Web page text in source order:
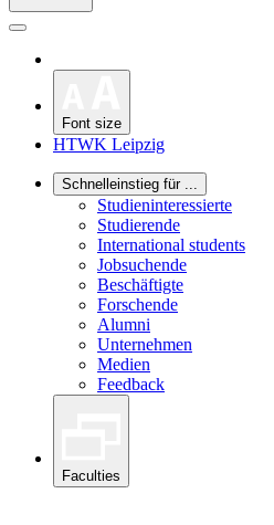
Font size
HTWK Leipzig
Schnelleinstieg für ...
Studieninteressierte
Studierende
International students
Jobsuchende
Beschäftigte
Forschende
Alumni
Unternehmen
Medien
Feedback
Faculties